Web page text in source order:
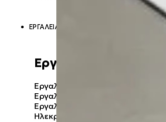
ΕΡΓΑΛΕΊΑ & ΕΞΟΠΛΙΣΜΌΣ
Εργαλεία
Εργαλεία Χειρός
Εργαλεία Μπαταρίας
Εργαλεία Βενζίνης
Ηλεκρικά Εργαλεία